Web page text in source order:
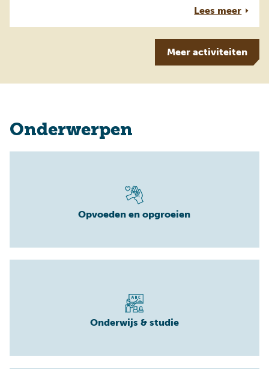
Lees meer
Meeractiviteiten
Onderwerpen
Opvoeden en opgroeien
Onderwijs & studie